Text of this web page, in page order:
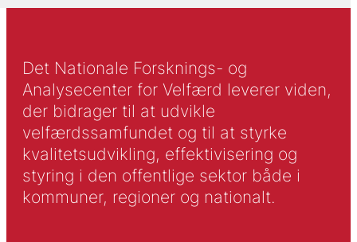
Det Nationale Forsknings- og
Analysecenter for Velfærd leverer viden,
der bidrager til at udvikle
velfærdssamfundet og til at styrke
kvalitetsudvikling, effektivisering og
styring i den offentlige sektor både i
kommuner, regioner og nationalt.